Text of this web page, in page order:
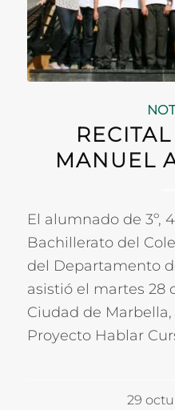
MANUEL
El alumnado de 3º,
Bachillerato del
del Departamento
asistió el martes 28
Ciudad de
Proyecto Hablar
29